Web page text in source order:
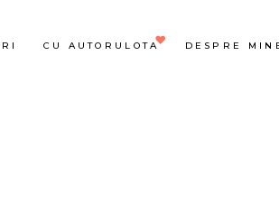
CU AUTORULOTA DESPRE